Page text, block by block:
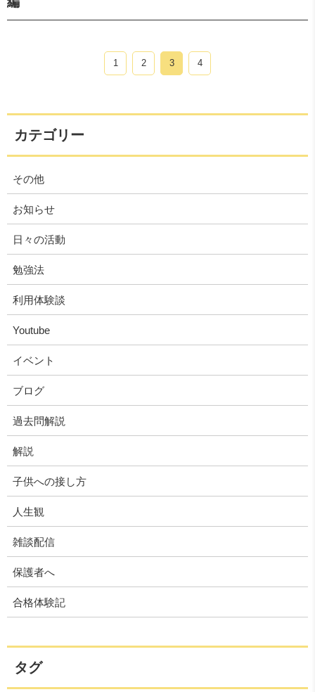
1 2 3 4
カテゴリー
その他
お知らせ
日々の活動
勉強法
利用体験談
Youtube
イベント
ブログ
過去問解説
解説
子供への接し方
人生観
雑談配信
保護者へ
合格体験記
タグ